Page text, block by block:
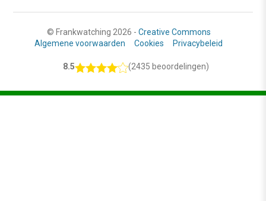
© Frankwatching 2026 - Creative Commons
Algemene voorwaarden
Cookies Privacybeleid
8.5 (2435 beoordelingen)